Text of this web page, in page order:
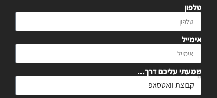
טלפון
אימייל
שמעתי עליכם דרך...